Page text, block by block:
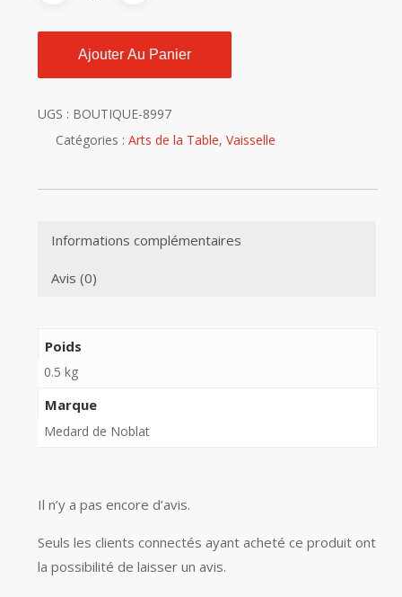
Ajouter Au Panier
UGS : BOUTIQUE-8997
Catégories : Arts de la Table, Vaisselle
Informations complémentaires
Avis (0)
Poids
0.5 kg
Marque
Medard de Noblat
Il n’y a pas encore d’avis.
Seuls les clients connectés ayant acheté ce produit ont
la possibilité de laisser un avis.